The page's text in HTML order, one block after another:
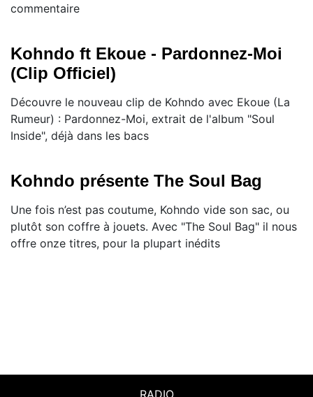
commentaire
Kohndo ft Ekoue - Pardonnez-Moi
(Clip Officiel)
Découvre le nouveau clip de Kohndo avec Ekoue (La
Rumeur) : Pardonnez-Moi, extrait de l'album "Soul
Inside", déjà dans les bacs
Kohndo présente The Soul Bag
Une fois n’est pas coutume, Kohndo vide son sac, ou
plutôt son coffre à jouets. Avec "The Soul Bag" il nous
offre onze titres, pour la plupart inédits